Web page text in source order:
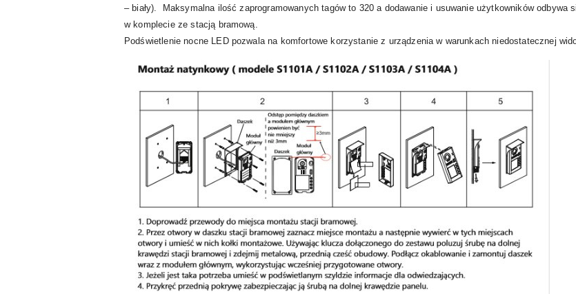
– biały). Maksymalna ilość zaprogramowanych tagów to 320 a dodawanie i usuwanie użytkowników
w komplecie ze stacją bramową.
Podświetlenie nocne LED pozwala na komfortowe korzystanie z urządzenia w warunkach niedostatecznej